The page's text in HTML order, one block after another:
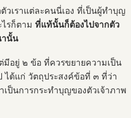
เราแต่ละคนนี่เอง ที่เป็นผู้ทำบุญ
รก็ตาม ที่แท้นั้นก็ต้องไปจากตัว
านั้น
มีอยู่ ๒ ข้อ ที่ควรขยายความเป็น
ได้แก่ วัตถุประสงค์ข้อที่ ๓ ที่ว่า
ป็นการกระทำบุญของตัวเจ้าภาพ